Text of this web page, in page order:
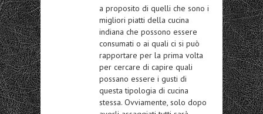
a proposito di quelli che sono i
migliori piatti della cucina
indiana che possono essere
consumati o ai quali ci si può
rapportare per la prima volta
per cercare di capire quali
possano essere i gusti di
questa tipologia di cucina
stessa. Ovviamente, solo dopo